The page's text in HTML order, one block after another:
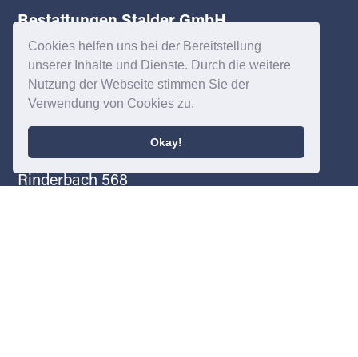
Cookies helfen uns bei der Bereitstellung
unserer Inhalte und Dienste. Durch die weitere
Nutzung der Webseite stimmen Sie der
Verwendung von Cookies zu.
Okay!
Bestattungen Stalder GmbH
Adresse
Rinderbach 568